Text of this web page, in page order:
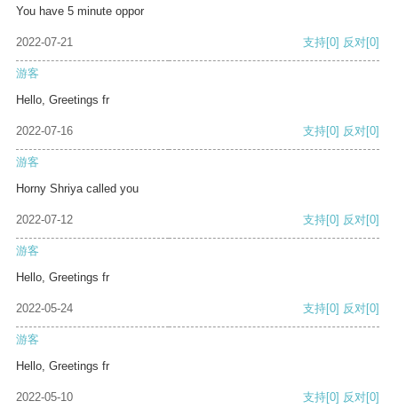
You have 5 minute oppor
2022-07-21 支持[0] 反对[0]
游客
Hello, Greetings fr
2022-07-16 支持[0] 反对[0]
游客
Horny Shriya called you
2022-07-12 支持[0] 反对[0]
游客
Hello, Greetings fr
2022-05-24 支持[0] 反对[0]
游客
Hello, Greetings fr
2022-05-10 支持[0] 反对[0]